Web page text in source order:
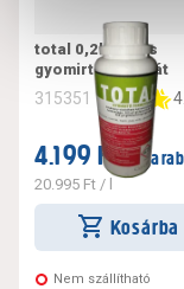
total 0,2l totális
gyomirtó glifozát
315351
4.199 Ft / darab
20.995 Ft / l
Kosárba
Nem szállítható